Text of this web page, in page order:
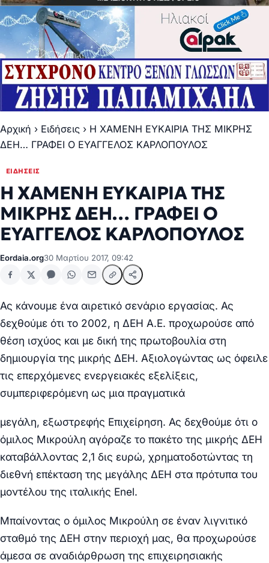
Αρχική › Ειδήσεις › Η ΧΑΜΕΝΗ ΕΥΚΑΙΡΙΑ ΤΗΣ ΜΙΚΡΗΣ
ΔΕΗ… ΓΡΑΦΕΙ Ο ΕΥΑΓΓΕΛΟΣ ΚΑΡΛΟΠΟΥΛΟΣ
ΕΙΔΉΣΕΙΣ
Η ΧΑΜΕΝΗ ΕΥΚΑΙΡΙΑ ΤΗΣ
ΜΙΚΡΗΣ ΔΕΗ… ΓΡΑΦΕΙ Ο
ΕΥΑΓΓΕΛΟΣ ΚΑΡΛΟΠΟΥΛΟΣ
Eordaia.org30 Μαρτίου 2017, 09:42
Ας κάνουμε ένα αιρετικό σενάριο εργασίας. Ας
δεχθούμε ότι το 2002, η ΔΕΗ Α.Ε. προχωρούσε από
θέση ισχύος και με δική της πρωτοβουλία στη
δημιουργία της μικρής ΔΕΗ. Αξιολογώντας ως όφειλε
τις επερχόμενες ενεργειακές εξελίξεις,
συμπεριφερόμενη ως μια πραγματικά
μεγάλη, εξωστρεφής Επιχείρηση. Ας δεχθούμε ότι ο
όμιλος Μικρούλη αγόραζε το πακέτο της μικρής ΔΕΗ
καταβάλλοντας 2,1 δις ευρώ, χρηματοδοτώντας τη
διεθνή επέκταση της μεγάλης ΔΕΗ στα πρότυπα του
μοντέλου της ιταλικής Enel.
Μπαίνοντας ο όμιλος Μικρούλη σε έναν λιγνιτικό
σταθμό της ΔΕΗ στην περιοχή μας, θα προχωρούσε
άμεσα σε αναδιάρθρωση της επιχειρησιακής